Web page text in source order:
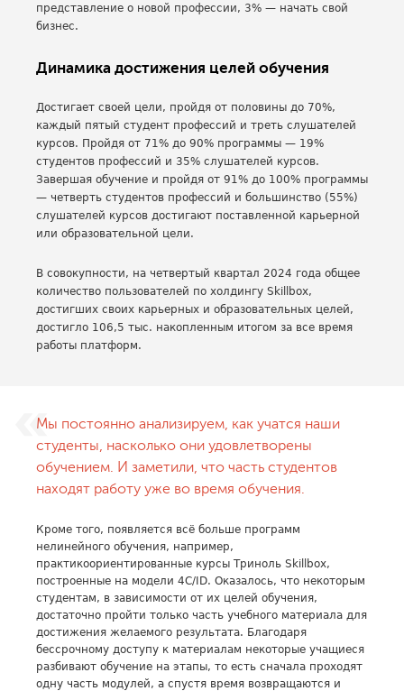
представление о новой профессии, 3% — начать свой
бизнес.
Динамика достижения целей обучения
Достигает своей цели, пройдя от половины до 70%,
каждый пятый студент профессий и треть слушателей
курсов. Пройдя от 71% до 90% программы — 19%
студентов профессий и 35% слушателей курсов.
Завершая обучение и пройдя от 91% до 100% программы
— четверть студентов профессий и большинство (55%)
слушателей курсов достигают поставленной карьерной
или образовательной цели.
В совокупности, на четвертый квартал 2024 года общее
количество пользователей по холдингу Skillbox,
достигших своих карьерных и образовательных целей,
достигло 106,5 тыс. накопленным итогом за все время
работы платформ.
Мы постоянно анализируем, как учатся наши
студенты, насколько они удовлетворены
обучением. И заметили, что часть студентов
находят работу уже во время обучения.
Кроме того, появляется всё больше программ
нелинейного обучения, например,
практикоориентированные курсы Триноль Skillbox,
построенные на модели 4С/ID. Оказалось, что некоторым
студентам, в зависимости от их целей обучения,
достаточно пройти только часть учебного материала для
достижения желаемого результата. Благодаря
бессрочному доступу к материалам некоторые учащиеся
разбивают обучение на этапы, то есть сначала проходят
одну часть модулей, а спустя время возвращаются и